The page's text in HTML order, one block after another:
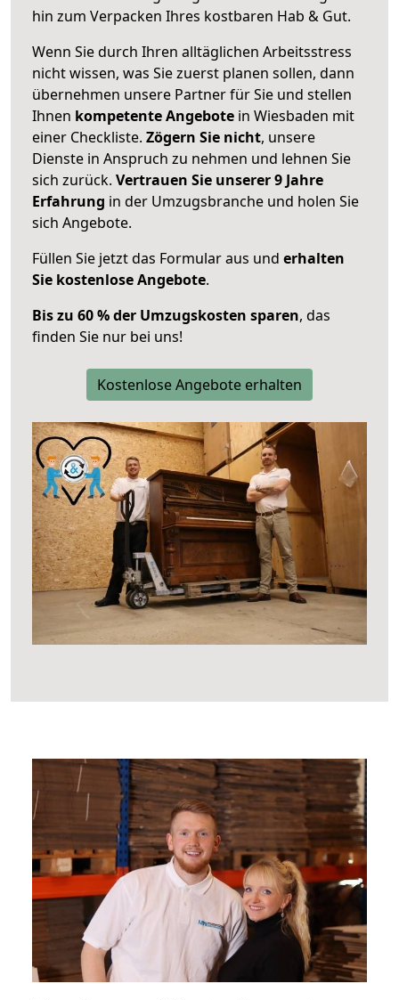
hin zum Verpacken Ihres kostbaren Hab & Gut.
Wenn Sie durch Ihren alltäglichen Arbeitsstress
nicht wissen, was Sie zuerst planen sollen, dann
übernehmen unsere Partner für Sie und stellen
Ihnen kompetente Angebote in Wiesbaden mit
einer Checkliste. Zögern Sie nicht, unsere
Dienste in Anspruch zu nehmen und lehnen Sie
sich zurück. Vertrauen Sie unserer 9 Jahre
Erfahrung in der Umzugsbranche und holen Sie
sich Angebote.
Füllen Sie jetzt das Formular aus und erhalten
Sie kostenlose Angebote.
Bis zu 60 % der Umzugskosten sparen, das
finden Sie nur bei uns!
Kostenlose Angebote erhalten